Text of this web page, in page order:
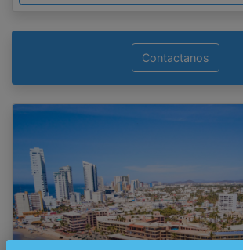
Contactanos